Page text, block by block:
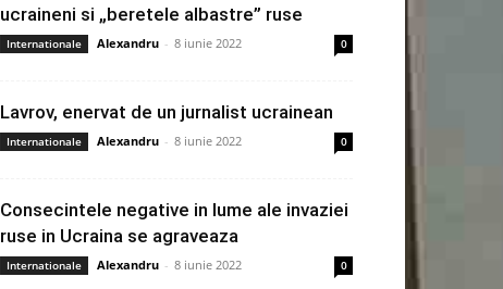
ucraineni si „beretele albastre” ruse
Internationale Alexandru - 8 iunie 2022 0
Lavrov, enervat de un jurnalist ucrainean
Internationale Alexandru - 8 iunie 2022 0
Consecintele negative in lume ale invaziei
ruse in Ucraina se agraveaza
Internationale Alexandru - 8 iunie 2022 0